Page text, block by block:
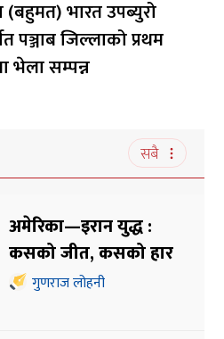
भारत उपब्युरो
पञ्जाब जिल्लाको प्रथम
भेला सम्पन्न
सबै
अमेरिका—इरान युद्ध :
कसको जीत, कसको हार
गुणराज लोहनी